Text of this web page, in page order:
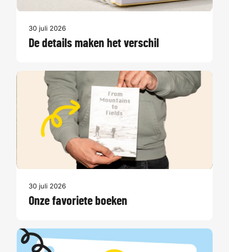
30 juli 2026
De details maken het verschil
30 juli 2026
Onze favoriete boeken